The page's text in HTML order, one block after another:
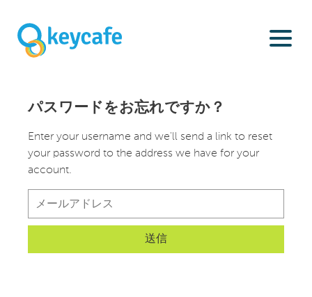
パスワードをお忘れですか？
Enter your username and we'll send a link to reset
your password to the address we have for your
account.